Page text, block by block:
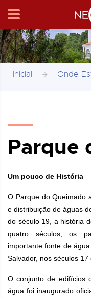
Inicial Onde
Parque
Um pouco de História
O Parque do Queimado
e distribuição de águas
do século 19, a história
quatro séculos, os
importante fonte de
Salvador, nos séculos 17
O conjunto de edifícios
água foi inaugurado